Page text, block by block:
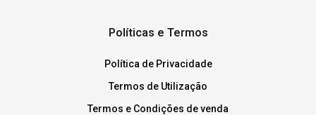
Políticas e Termos
Política de Privacidade
Termos de Utilização
Termos e Condições de venda